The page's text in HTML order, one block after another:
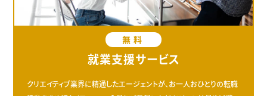
無料
就業支援サービス
クリエイティブ業界に精通したエージェントが、お一人おひとりの転職